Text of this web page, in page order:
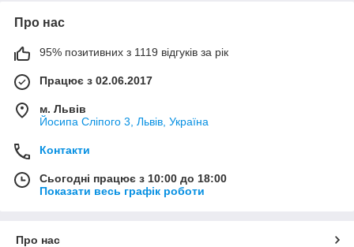
Про нас
95% позитивних з 1119 відгуків за рік
Працює з 02.06.2017
м. Львів
Йосипа Сліпого 3, Львів, Україна
Контакти
Сьогодні працює з 10:00 до 18:00
Показати весь графік роботи
Про нас